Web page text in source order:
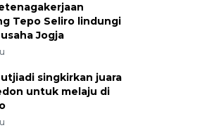
Tepo Seliro lindungi
Jogja
singkirkan juara
untuk melaju di